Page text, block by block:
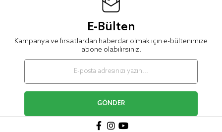
E-Bülten
Kampanya ve fırsatlardan haberdar olmak için e-bültenimize
abone olabilirsiniz.
GÖNDER